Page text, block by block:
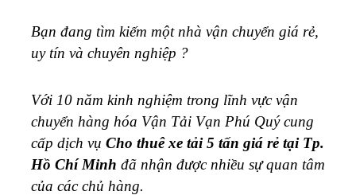
Bạn đang tìm kiếm một nhà vận chuyển giá rẻ,
uy tín và chuyên nghiệp ?
Với 10 năm kinh nghiệm trong lĩnh vực vận
chuyển hàng hóa Vận Tải Vạn Phú Quý cung
cấp dịch vụ Cho thuê xe tải 5 tấn giá rẻ tại Tp.
Hồ Chí Minh đã nhận được nhiều sự quan tâm
của các chủ hàng.